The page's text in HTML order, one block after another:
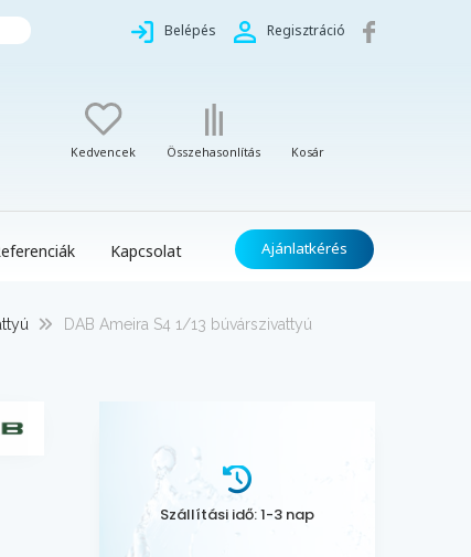
Belépés Regisztráció
Kedvencek Összehasonlítás Kosár
Kapcsolat Ajánlatkérés
DAB Ameira S4 1/13 búvárszivattyú
Szállítási idő: 1-3 nap